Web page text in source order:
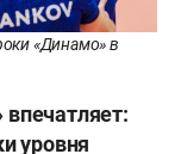
«Динамо» в
уровня